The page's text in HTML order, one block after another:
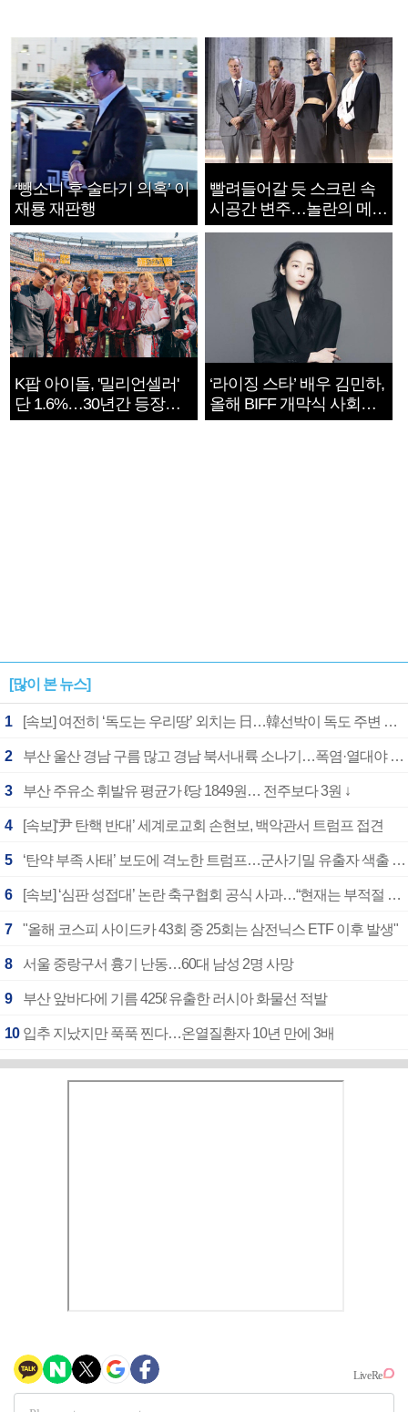
‘뺑소니 후 술타기 의혹’ 이
재룡 재판행
빨려들어갈 듯 스크린 속
시공간 변주…놀란의 메시
지는 ‘전쟁 속죄’
K팝 아이돌, '밀리언셀러'
단 1.6%…30년간 등장
1182개팀 전수조사
‘라이징 스타’ 배우 김민하,
올해 BIFF 개막식 사회자
확정
[많이 본 뉴스]
1 [속보] 여전히 ‘독도는 우리땅’ 외치는 日…韓선박이 독도 주변 해양조사 활동하자 반발
2 부산 울산 경남 구름 많고 경남 북서내륙 소나기…폭염·열대야 계속
3 부산 주유소 휘발유 평균가 ℓ당 1849원… 전주보다 3원 ↓
4 [속보]‘尹 탄핵 반대’ 세계로교회 손현보, 백악관서 트럼프 접견
5 ‘탄약 부족 사태’ 보도에 격노한 트럼프…군사기밀 유출자 색출 지시
6 [속보] ‘심판 성접대’ 논란 축구협회 공식 사과…“현재는 부적절 행위 없어”
7 "올해 코스피 사이드카 43회 중 25회는 삼전닉스 ETF 이후 발생"
8 서울 중랑구서 흉기 난동…60대 남성 2명 사망
9 부산 앞바다에 기름 425ℓ 유출한 러시아 화물선 적발
10 입추 지났지만 푹푹 찐다…온열질환자 10년 만에 3배